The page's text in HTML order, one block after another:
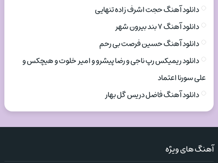
دانلود آهنگ حجت اشرف زاده تنهایی
دانلود آهنگ ۷ بند بیرون شهر
دانلود آهنگ حسین فرصت بی رحم
دانلود ریمیکس رپ ناجی و رضا پیشرو و امیر خلوت و هیچکس و
علی سورنا اعتماد
دانلود آهنگ فاضل دریس گل بهار
آهنگ های ویژه